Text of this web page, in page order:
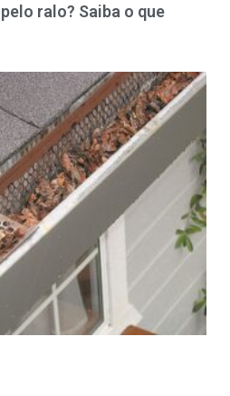
ralo? Saiba o que